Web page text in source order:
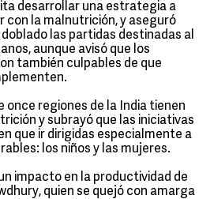
desarrollar una estrategia a
con la malnutrición, y aseguró
las partidas destinadas al
aunque avisó que los
también culpables de que
once regiones de la India tienen
y subrayó que las iniciativas
que ir dirigidas especialmente a
los niños y las mujeres.
impacto en la productividad de
quien se quejó con amarga